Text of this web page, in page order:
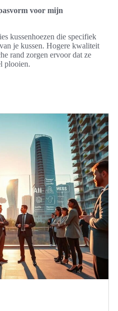
voor mijn
kussenhoezen die specifiek
je kussen. Hogere kwaliteit
rand zorgen ervoor dat ze
plooien.